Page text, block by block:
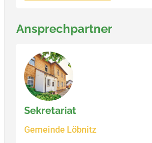
Ansprechpartner
Sekretariat
Gemeinde Löbnitz